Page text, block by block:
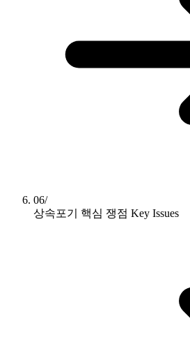
06/
상속포기 핵심 쟁점 Key Issues